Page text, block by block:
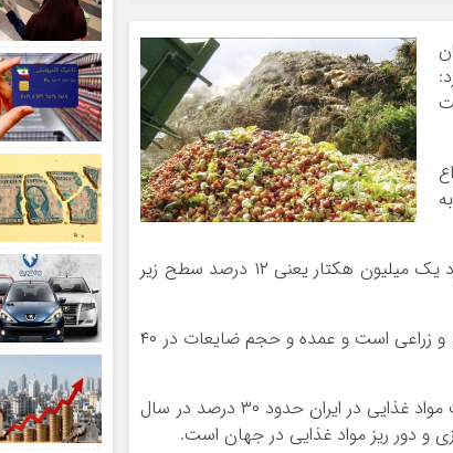
به
به گفته لطیفیان؛ این مقدار ضایعات معادل محصول تولید شده در سطح حدود یک میلیون هکتار یعنی ۱۲ درصد سطح زیر
وی تصریح کرد: حدود ۹۰ درصد کل ضایعات برآورد شده برای ۶۰ محصول باغی و زراعی است و عمده و حجم ضایعات در ۴۰
لطیفیان تاکید کرد: بنابر برآوردهای به عمل آمده ضایعات کشاورزی و هدر رفت مواد غذایی در ایران حدود ۳۰ درصد در سال